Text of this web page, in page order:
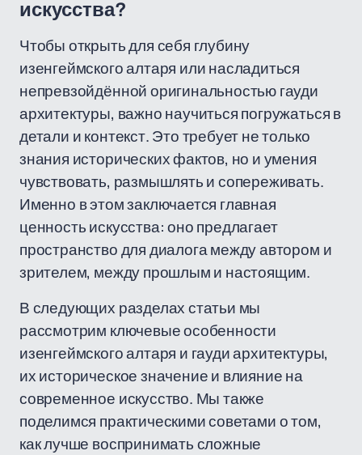
искусства?
Чтобы открыть для себя глубину
изенгеймского алтаря или насладиться
непревзойдённой оригинальностью гауди
архитектуры, важно научиться погружаться в
детали и контекст. Это требует не только
знания исторических фактов, но и умения
чувствовать, размышлять и сопереживать.
Именно в этом заключается главная
ценность искусства: оно предлагает
пространство для диалога между автором и
зрителем, между прошлым и настоящим.
В следующих разделах статьи мы
рассмотрим ключевые особенности
изенгеймского алтаря и гауди архитектуры,
их историческое значение и влияние на
современное искусство. Мы также
поделимся практическими советами о том,
как лучше воспринимать сложные